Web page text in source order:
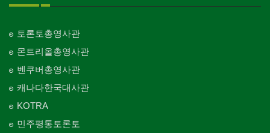
토론토총영사관
몬트리올총영사관
벤쿠버총영사관
캐나다한국대사관
KOTRA
민주평통토론토